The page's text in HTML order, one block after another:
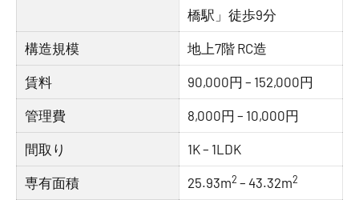
橋駅」徒歩9分
構造規模 地上7階 RC造
賃料 90,000円 – 152,000円
管理費 8,000円 – 10,000円
間取り 1K – 1LDK
専有面積 25.93m2 – 43.32m2